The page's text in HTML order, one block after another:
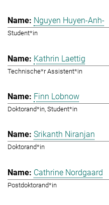
Nguyen Huyen-Anh-
Student*in
Kathrin Laettig
Technische*r Assistent*in
Finn Lobnow
Doktorand*in, Student*in
Srikanth Niranjan
Doktorand*in
Cathrine Nordgaard
Postdoktorand*in